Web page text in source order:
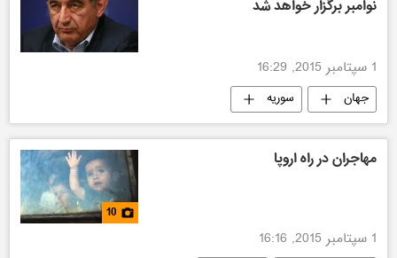
نوامبر برگزار خواهد شد
1 سپتامبر 2015, 16:29
جهان سوریه
مهاجران در راه اروپا
10
1 سپتامبر 2015, 16:16